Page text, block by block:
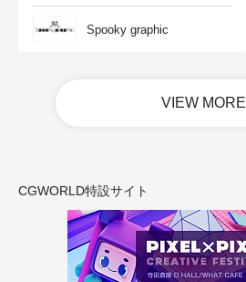
Spooky graphic
VIEW MORE
CGWORLD特設サイト